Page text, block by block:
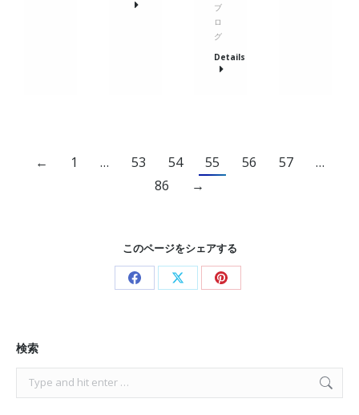
ブ
ロ
グ
Details
← 1 … 53 54 55 56 57
…
86
→
このページをシェアする
Share Share Share
検索
Search: